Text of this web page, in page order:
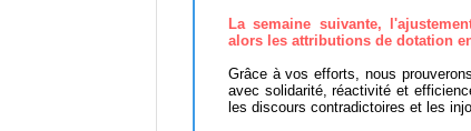
La semaine suivante,
alors les attributions de dotation
Grâce à vos efforts, nous
avec solidarité, réactivité et
les discours contradictoires et les